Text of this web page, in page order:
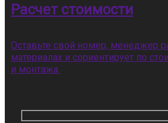
Расчет стоимости
Оставьте свой номер, менеджер
материалах и сориентирует по
и монтажа.